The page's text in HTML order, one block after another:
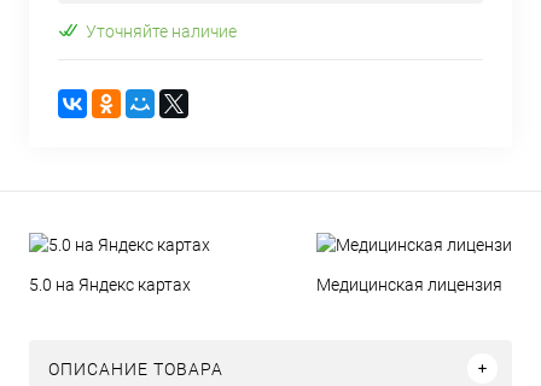
Уточняйте наличие
5.0 на Яндекс картах Медицинская лицензия
ОПИСАНИЕ ТОВАРА